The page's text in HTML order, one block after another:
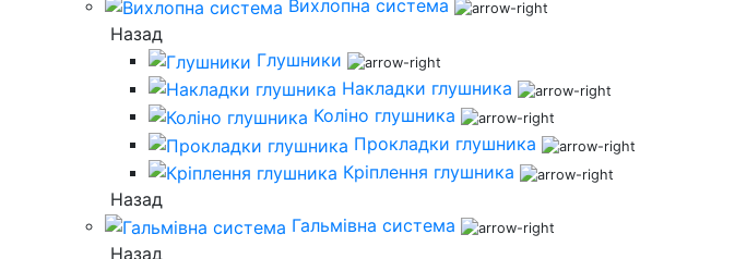
Вихлопна система
Назад
Глушники
Накладки глушника
Коліно глушника
Прокладки глушника
Кріплення глушника
Назад
Гальмівна система
Назад